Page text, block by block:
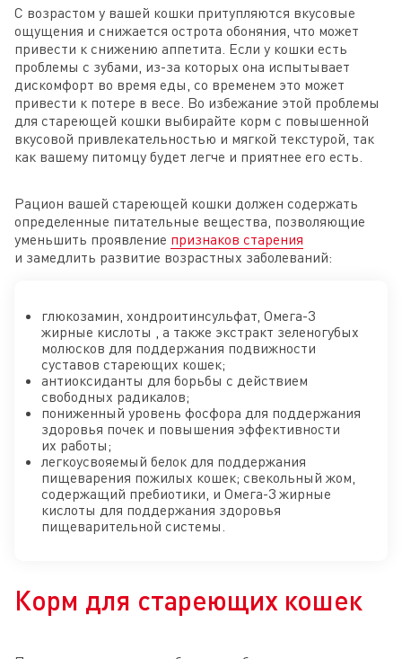
С возрастом у вашей кошки притупляются вкусовые
ощущения и снижается острота обоняния, что может
привести к снижению аппетита. Если у кошки есть
проблемы с зубами, из-за которых она испытывает
дискомфорт во время еды, со временем это может
привести к потере в весе. Во избежание этой проблемы
для стареющей кошки выбирайте корм с повышенной
вкусовой привлекательностью и мягкой текстурой, так
как вашему питомцу будет легче и приятнее его есть.
Рацион вашей стареющей кошки должен содержать
определенные питательные вещества, позволяющие
уменьшить проявление признаков старения
и замедлить развитие возрастных заболеваний:
глюкозамин, хондроитинсульфат, Омега-3
жирные кислоты , а также экстракт зеленогубых
молюсков для поддержания подвижности
суставов стареющих кошек;
антиоксиданты для борьбы с действием
свободных радикалов;
пониженный уровень фосфора для поддержания
здоровья почек и повышения эффективности
их работы;
легкоусвояемый белок для поддержания
пищеварения пожилых кошек; свекольный жом,
содержащий пребиотики, и Омега-3 жирные
кислоты для поддержания здоровья
пищеварительной системы.
Корм для стареющих кошек